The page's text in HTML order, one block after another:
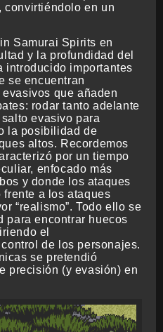
convirtiéndolo en un
Samurai Spirits en
y la profundidad del
introducido importantes
se encuentran
que añaden
rodar tanto adelante
evasivo para
la posibilidad de
altos. Recordemos
por un tiempo
enfocado más
y donde los ataques
a los ataques
“realismo”. Todo ello se
para encontrar huecos
el
de los personajes.
se pretendió
precisión (y evasión) en